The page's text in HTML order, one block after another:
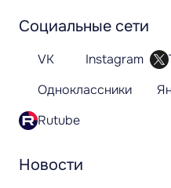
Новости
Социальные сети
VK Instagram
Одноклассники
Rutube